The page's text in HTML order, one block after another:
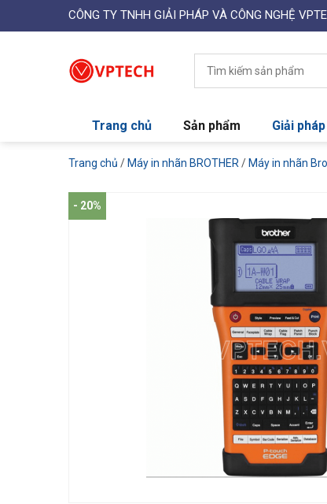
CÔNG TY TNHH GIẢI PHÁP VÀ CÔNG NGHỆ
Trang chủ Sản phẩm Giải
Trang chủ / Máy in nhãn BROTHER / Máy in nhãn
- 20%